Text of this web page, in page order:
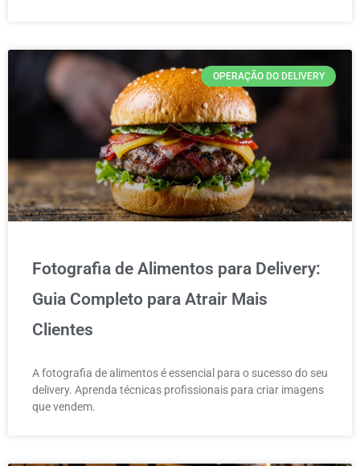
OPERAÇÃO DO DELIVERY
Fotografia de Alimentos para Delivery:
Guia Completo para Atrair Mais
Clientes
A fotografia de alimentos é essencial para o sucesso do seu
delivery. Aprenda técnicas profissionais para criar imagens
que vendem.